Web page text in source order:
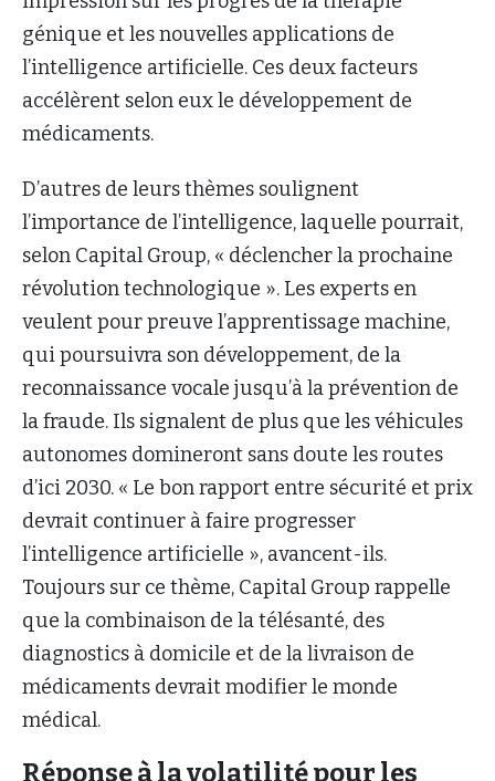
génique et les nouvelles applications de
l’intelligence artificielle. Ces deux facteurs
accélèrent selon eux le développement de
médicaments.
D’autres de leurs thèmes soulignent
l’importance de l’intelligence, laquelle pourrait,
selon Capital Group, « déclencher la prochaine
révolution technologique ». Les experts en
veulent pour preuve l’apprentissage machine,
qui poursuivra son développement, de la
reconnaissance vocale jusqu’à la prévention de
la fraude. Ils signalent de plus que les véhicules
autonomes domineront sans doute les routes
d’ici 2030. « Le bon rapport entre sécurité et prix
devrait continuer à faire progresser
l’intelligence artificielle », avancent-ils.
Toujours sur ce thème, Capital Group rappelle
que la combinaison de la télésanté, des
diagnostics à domicile et de la livraison de
médicaments devrait modifier le monde
médical.
Réponse à la volatilité pour les